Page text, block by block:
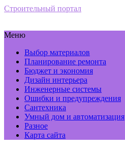
Строительный портал
Меню
Выбор материалов
Планирование ремонта
Бюджет и экономия
Дизайн интерьера
Инженерные системы
Ошибки и предупреждения
Сантехника
Умный дом и автоматизация
Разное
Карта сайта